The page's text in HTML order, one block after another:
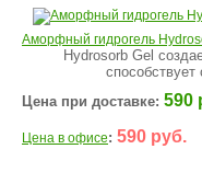
Аморфный гидрогель
Hydrosorb Gel
Цена при доставке: 590
Цена в офисе: 590 руб.